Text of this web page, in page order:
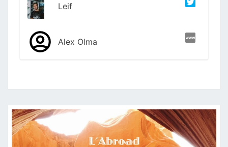
Leif
Alex Olma